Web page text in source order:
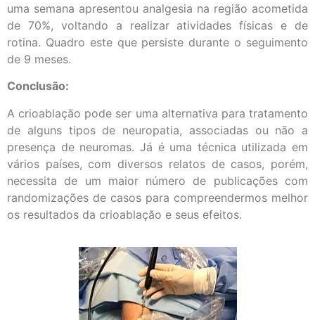
uma semana apresentou analgesia na região acometida
de 70%, voltando a realizar atividades físicas e de
rotina. Quadro este que persiste durante o seguimento
de 9 meses.
Conclusão:
A crioablação pode ser uma alternativa para tratamento
de alguns tipos de neuropatia, associadas ou não a
presença de neuromas. Já é uma técnica utilizada em
vários países, com diversos relatos de casos, porém,
necessita de um maior número de publicações com
randomizações de casos para compreendermos melhor
os resultados da crioablação e seus efeitos.